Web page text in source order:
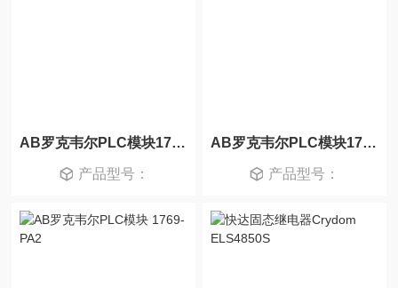
AB罗克韦尔PLC模块1769-IF4
产品型号：
AB罗克韦尔PLC模块1769-L16ER-BB1B
产品型号：